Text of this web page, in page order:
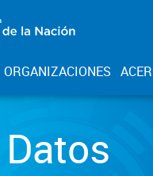
ORGANIZACIONES
Datos